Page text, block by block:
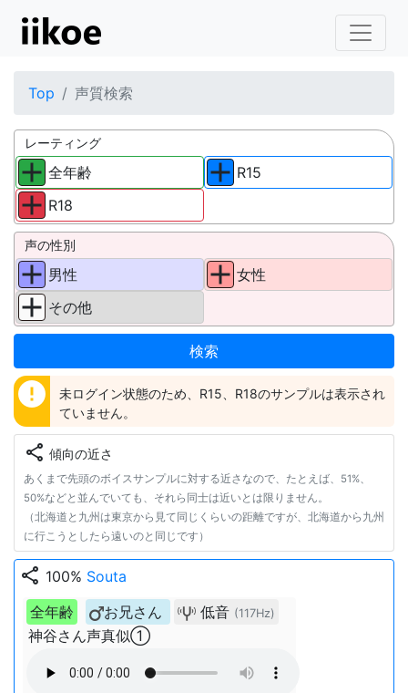
Top 声質検索
レーティング
全年齢
R18
R15
声の性別
男性
その他
女性
error
未ログイン状態のため、R15、R18のサンプルは表示され
ていません。
share 傾向の近さ
あくまで先頭のボイスサンプルに対する近さなので、たとえば、51%、
50%などと並んでいても、それら同士は近いとは限りません。
（北海道と九州は東京から見て同じくらいの距離ですが、北海道から九州
に行こうとしたら遠いのと同じです）
share 100% Souta
全年齢
お兄さん 低音 (117Hz)
神谷さん声真似①